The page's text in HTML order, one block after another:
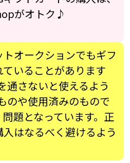
がオトク♪
オークションでもギフ
ていることがあります
通さないと使えるよう
のや使用済みのもので
題となっています。正
はなるべく避けるよう